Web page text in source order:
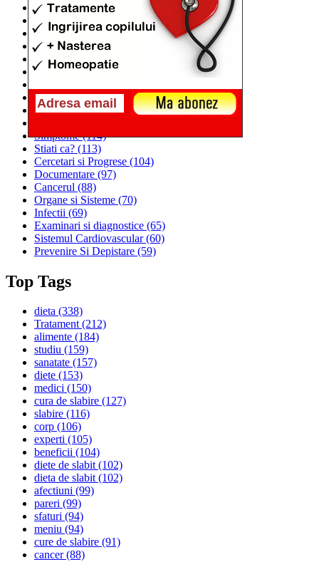
Diete si cure de slabire
(706)
Afectiuni si Boli
(401)
Corpul de la A la Z(315)
Medicina Naturista
Anatomie
(295)
Alimentatia(259)
Sanatatea si Preventia(170)
Interventii si Tratamente(167)
Simptome(114)
Stiati ca? (113)
Cercetari si Progrese (104)
Documentare (97)
Cancerul (88)
Organe si Sisteme (70)
Infectii (69)
Examinari si diagnostice (65)
Sistemul Cardiovascular(60)
Prevenire Si Depistare (59)
Top Tags
dieta (338)
Tratament(212)
alimente (184)
studiu (159)
sanatate (157)
diete (153)
medici (150)
cura de slabire (127)
slabire (116)
corp (106)
experti (105)
beneficii (104)
diete de slabit(102)
dieta de slabit(102)
afectiuni (99)
pareri (99)
sfaturi (94)
meniu (94)
cure de slabire (91)
cancer(88)